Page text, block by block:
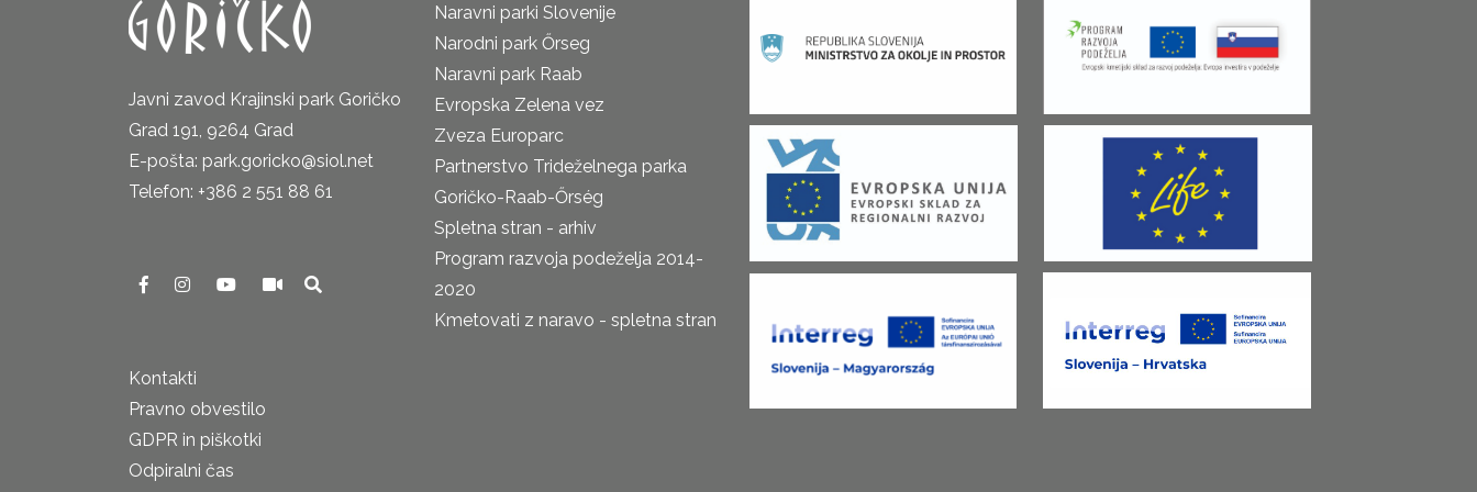
Javni zavod Krajinski park Goričko
Grad 191, 9264 Grad
E-pošta: park.goricko@siol.net
Telefon: +386 2 551 88 61
Kontakti
Pravno obvestilo
GDPR in piškotki
Odpiralni čas
Naravni parki Slovenije
Narodni park Őrseg
Naravni park Raab
Evropska Zelena vez
Zveza Europarc
Partnerstvo Trideželnega parka
Goričko-Raab-Őrség
Spletna stran - arhiv
Program razvoja podeželja 2014-
2020
Kmetovati z naravo - spletna stran